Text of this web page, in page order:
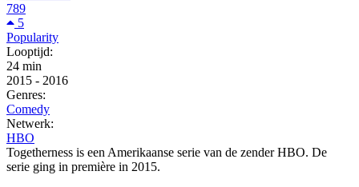
789
5
Popularity
Looptijd:
24 min
2015 - 2016
Genres:
Comedy
Netwerk:
HBO
Togetherness is een Amerikaanse serie van de zender HBO. De
serie ging in première in 2015.